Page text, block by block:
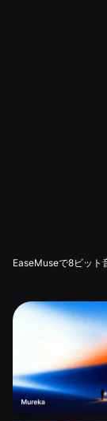
EaseMuseで8ビット